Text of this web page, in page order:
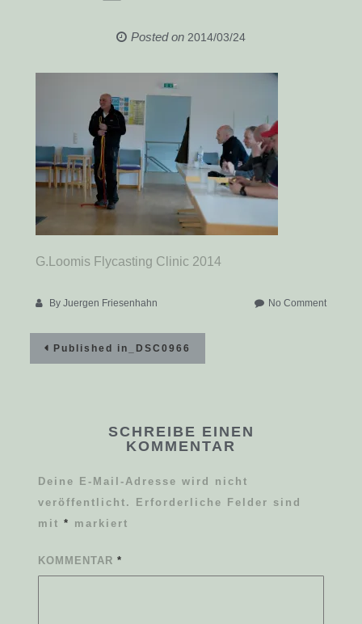
Posted on 2014/03/24
G.Loomis Flycasting Clinic 2014
ByJuergen Friesenhahn No Commenton
Beitragsnavigation
Published in _DSC0966
SCHREIBE EINEN
KOMMENTAR
Deine E-Mail-Adresse wird nicht
veröffentlicht.
Erforderliche Felder sind
mit* markiert
KOMMENTAR*